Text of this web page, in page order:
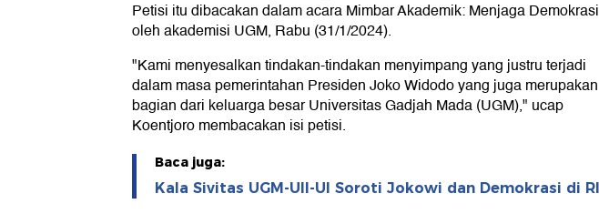
Petisi itu dibacakan dalam acara Mimbar Akademik: Menjaga Demokrasi
oleh akademisi UGM, Rabu (31/1/2024).
"Kami menyesalkan tindakan-tindakan menyimpang yang justru terjadi
dalam masa pemerintahan Presiden Joko Widodo yang juga merupakan
bagian dari keluarga besar Universitas Gadjah Mada (UGM)," ucap
Koentjoro membacakan isi petisi.
Baca juga:
Kala Sivitas UGM-UII-UI Soroti Jokowi dan Demokrasi di RI